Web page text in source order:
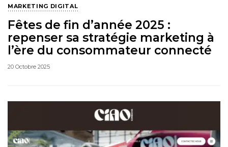
MARKETING DIGITAL
Fêtes de fin d’année 2025 :
repenser sa stratégie marketing à
l’ère du consommateur connecté
20 Octobre 2025